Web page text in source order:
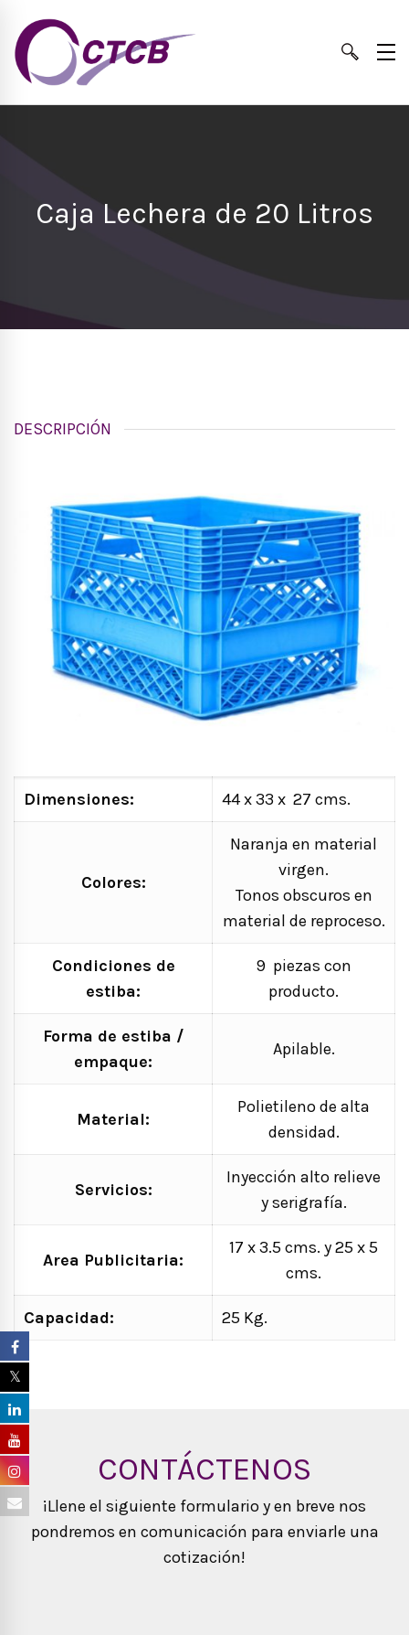
Caja Lechera de 20 Litros
DESCRIPCIÓN
Dimensiones: 44 x 33 x 27 cms.
Colores:
Naranja en material
virgen.
Tonos obscuros en
material de reproceso.
Condiciones de
estiba:
9 piezas con
producto.
Forma de estiba /
empaque:
Apilable.
Material:
Polietileno de alta
densidad.
Servicios:
Inyección alto relieve
y serigrafía.
Area Publicitaria:
17 x 3.5 cms. y 25 x 5
cms.
Capacidad: 25 Kg.
CONTÁCTENOS
¡Llene el siguiente formulario y en breve nos
pondremos en comunicación para enviarle una
cotización!